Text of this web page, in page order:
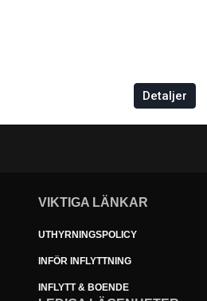
Detaljer
VIKTIGA LÄNKAR
UTHYRNINGSPOLICY
INFÖR INFLYTTNING
INFLYTT & BOENDE